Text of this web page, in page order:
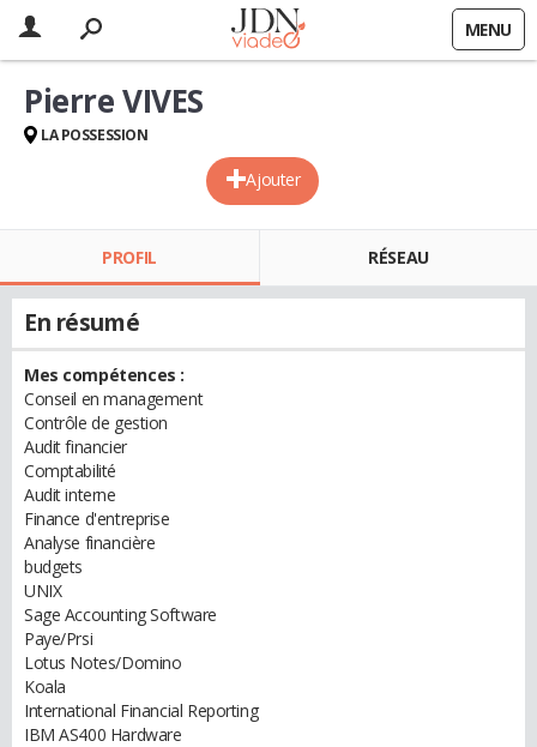
MENU
Ajouter
Pierre VIVES
LA POSSESSION
PROFIL RÉSEAU
En résumé
Mes compétences :
Conseil en management
Contrôle de gestion
Audit financier
Comptabilité
Audit interne
Finance d'entreprise
Analyse financière
budgets
UNIX
Sage Accounting Software
Paye/Prsi
Lotus Notes/Domino
Koala
International Financial Reporting
IBM AS400 Hardware